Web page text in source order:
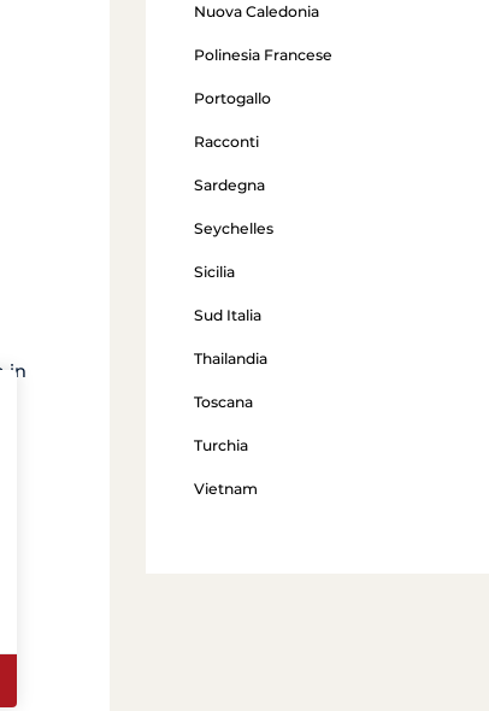
in
Nuova Caledonia
Polinesia Francese
Portogallo
Racconti
Sardegna
Seychelles
Sicilia
Sud Italia
Thailandia
Toscana
Turchia
Vietnam